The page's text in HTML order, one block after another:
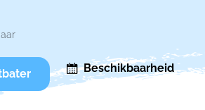
Beschikbaarheid